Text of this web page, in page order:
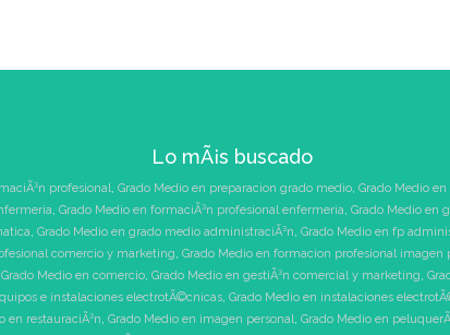
Lo mÃ¡s buscado
profesional, Grado Medio en preparacion grado medio, Grado Medio
, Grado Medio en formaciÃ³n profesional enfermeria, Grado Medio en
, Grado Medio en grado medio administraciÃ³n, Grado Medio en fp
comercio y marketing, Grado Medio en formacion profesional imagen
Grado Medio en comercio, Grado Medio en gestiÃ³n comercial y marketing,
e instalaciones electrotÃ©cnicas, Grado Medio en instalaciones
en restauraciÃ³n, Grado Medio en imagen personal, Grado Medio en